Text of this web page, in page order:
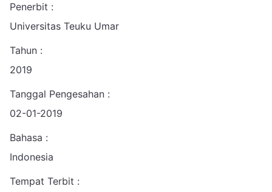
Penerbit :
Universitas Teuku Umar
Tahun :
2019
Tanggal Pengesahan :
02-01-2019
Bahasa :
Indonesia
Tempat Terbit :